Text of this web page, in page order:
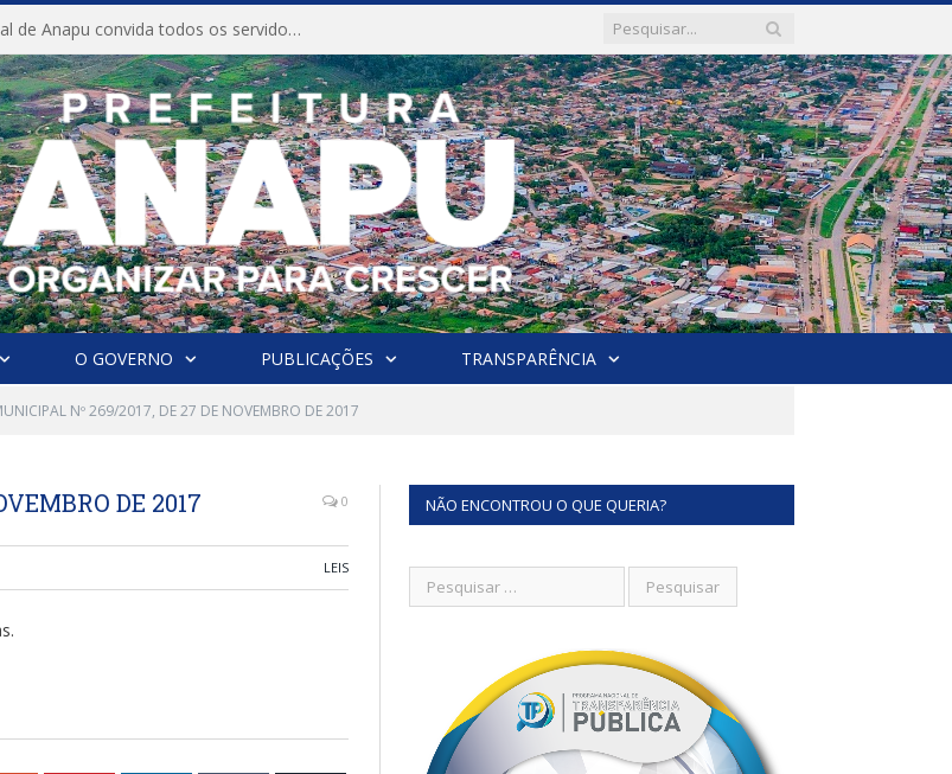
CONVITE A Prefeitura Municipal de Anapu convida todos os servidores públicos municipais para participarem da Audiência Pública de discussão da Lei de Diretrizes Orçamentárias (LDO), importante instrumento de planejamento das ações e investimentos da Administração Pública para o próximo exercício financeiro.
O GOVERNO PUBLICAÇÕES TRANSPARÊNCIA
Nº 269/2017, DE 27 DE NOVEMBRO DE 2017
DE 2017 0
LEIS
NÃO ENCONTROU O QUE QUERIA?